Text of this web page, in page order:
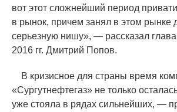
вот этот сложнейший период
в рынок, причем занял в этом рынке
серьезную нишу», — рассказал
2016 гг. Дмитрий Попов.
В кризисное для страны время
«Сургутнефтегаз» не только
уже стояла в рядах сильнейших, —